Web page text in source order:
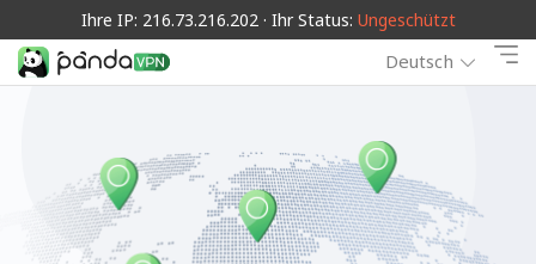
Ihre IP: 216.73.216.202 · Ihr Status: Ungeschützt
Deutsch